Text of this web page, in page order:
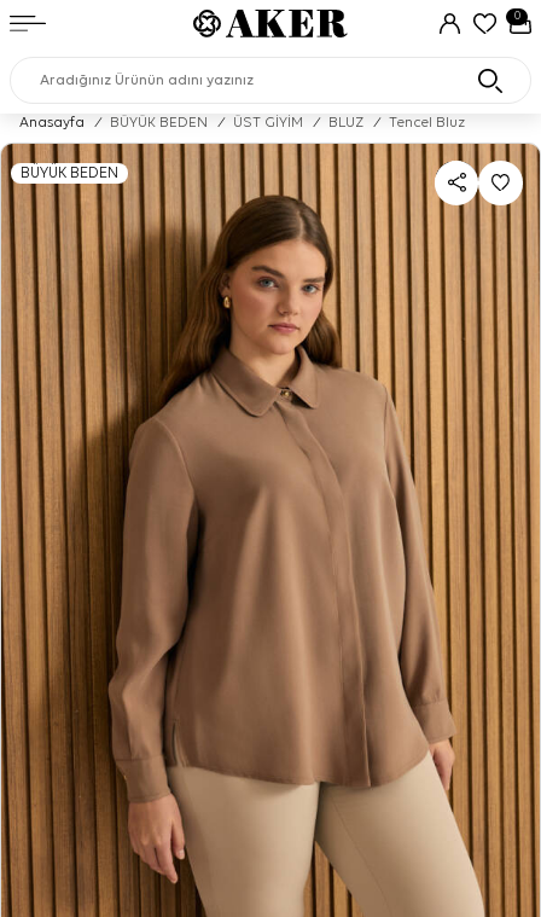
0
Anasayfa / BÜYÜK BEDEN / ÜST GİYİM / BLUZ / Tencel Bluz
BÜYÜK BEDEN